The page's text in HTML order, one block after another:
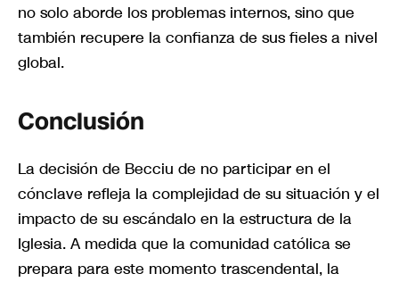
no solo aborde los problemas internos, sino que
también recupere la confianza de sus fieles a nivel
global.
Conclusión
La decisión de Becciu de no participar en el
cónclave refleja la complejidad de su situación y el
impacto de su escándalo en la estructura de la
Iglesia. A medida que la comunidad católica se
prepara para este momento trascendental, la